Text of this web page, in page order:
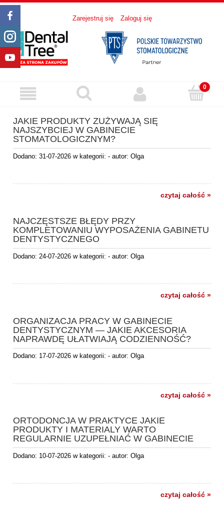
Zarejestruj się Zaloguj się
JAKIE PRODUKTY ZUŻYWAJĄ SIĘ
NAJSZYBCIEJ W GABINECIE
STOMATOLOGICZNYM?
Dodano: 31-07-2026 w kategorii: - autor: Olga
czytaj całość »
NAJCZĘSTSZE BŁĘDY PRZY
KOMPLETOWANIU WYPOSAŻENIA GABINETU
DENTYSTYCZNEGO
Dodano: 24-07-2026 w kategorii: - autor: Olga
czytaj całość »
ORGANIZACJA PRACY W GABINECIE
DENTYSTYCZNYM — JAKIE AKCESORIA
NAPRAWDĘ UŁATWIAJĄ CODZIENNOŚĆ?
Dodano: 17-07-2026 w kategorii: - autor: Olga
czytaj całość »
ORTODONCJA W PRAKTYCE JAKIE
PRODUKTY I MATERIALY WARTO
REGULARNIE UZUPEŁNIAĆ W GABINECIE
Dodano: 10-07-2026 w kategorii: - autor: Olga
czytaj całość »